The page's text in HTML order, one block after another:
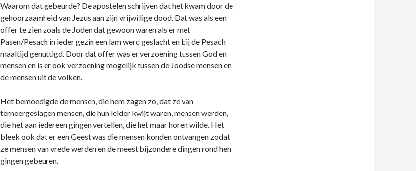
Waarom dat gebeurde? De apostelen schrijven dat het kwam door de
gehoorzaamheid van Jezus aan zijn vrijwillige dood. Dat was als een
offer te zien zoals de Joden dat gewoon waren als er met
Pasen/Pesach in ieder gezin een lam werd geslacht en bij de Pesach
maaltijd genuttigd. Door dat offer was er verzoening tussen God en
mensen en is er ook verzoening mogelijk tussen de Joodse mensen en
de mensen uit de volken.
Het bemoedigde de mensen, die hem zagen zo, dat ze van
terneergeslagen mensen, die hun leider kwijt waren, mensen werden,
die het aan iedereen gingen vertellen, die het maar horen wilde. Het
bleek ook dat er een Geest was die mensen konden ontvangen zodat
ze mensen van vrede werden en de meest bijzondere dingen rond hen
gingen gebeuren.